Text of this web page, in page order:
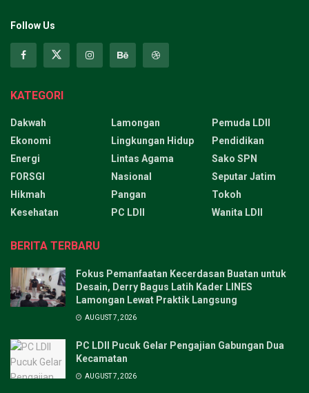
Follow Us
KATEGORI
Dakwah
Ekonomi
Energi
FORSGI
Hikmah
Kesehatan
Lamongan
Lingkungan Hidup
Lintas Agama
Nasional
Pangan
PC LDII
Pemuda LDII
Pendidikan
Sako SPN
Seputar Jatim
Tokoh
Wanita LDII
BERITA TERBARU
Fokus Pemanfaatan Kecerdasan Buatan untuk
Desain, Derry Bagus Latih Kader LINES
Lamongan Lewat Praktik Langsung
AUGUST 7, 2026
PC LDII Pucuk Gelar Pengajian Gabungan Dua
Kecamatan
AUGUST 7, 2026